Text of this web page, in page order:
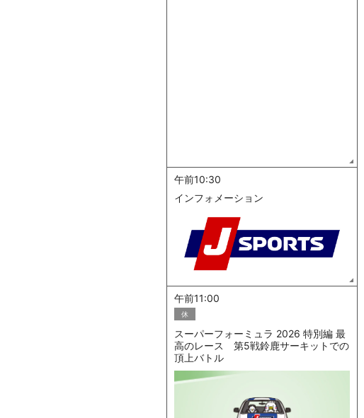
午前10:30
インフォメーション
午前11:00
休
スーパーフォーミュラ 2026 特別編 最
高のレース 第5戦鈴鹿サーキットでの
頂上バトル